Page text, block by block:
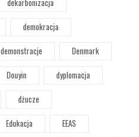
dekarbonizacja
demokracja
demonstracje
Denmark
Douyin
dyplomacja
dżucze
Edukacja
EEAS